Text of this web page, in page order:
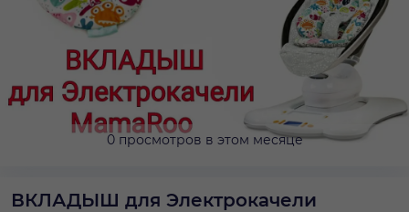
0 просмотров в этом месяце
ВКЛАДЫШ для Электрокачели